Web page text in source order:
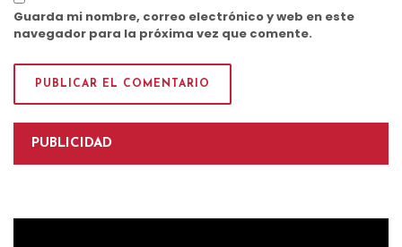
Guarda mi nombre, correo electrónico y web en este
navegador para la próxima vez que comente.
PUBLICIDAD